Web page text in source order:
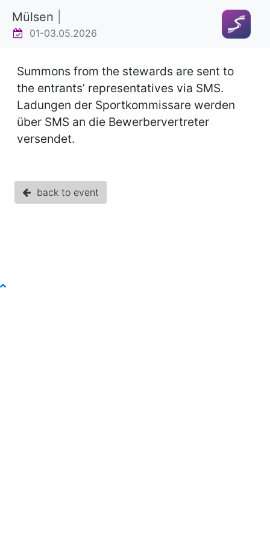
Mülsen
01-03.05.2026
Summons from the stewards are sent to
the entrants’ representatives via SMS.
Ladungen der Sportkommissare werden
über SMS an die Bewerbervertreter
versendet.
back to event